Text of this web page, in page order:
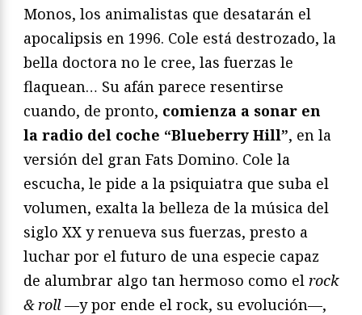
Monos, los animalistas que desatarán el
apocalipsis en 1996. Cole está destrozado, la
bella doctora no le cree, las fuerzas le
flaquean… Su afán parece resentirse
cuando, de pronto, comienza a sonar en
la radio del coche “Blueberry Hill”, en la
versión del gran Fats Domino. Cole la
escucha, le pide a la psiquiatra que suba el
volumen, exalta la belleza de la música del
siglo XX y renueva sus fuerzas, presto a
luchar por el futuro de una especie capaz
de alumbrar algo tan hermoso como el rock
& roll—y por ende el rock, su evolución—,